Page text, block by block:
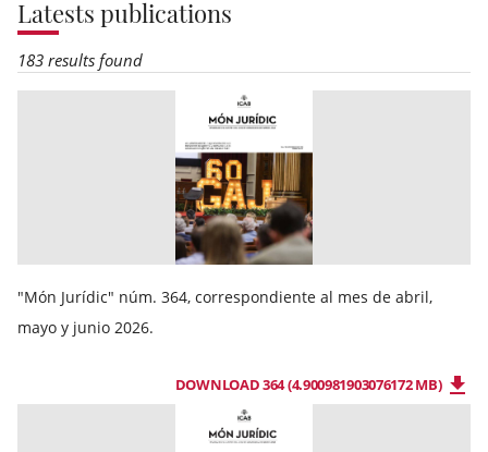
Latests publications
183 results found
"Món Jurídic" núm. 364, correspondiente al mes de abril,
mayo y junio 2026.
DOWNLOAD 364 (4.900981903076172 MB)